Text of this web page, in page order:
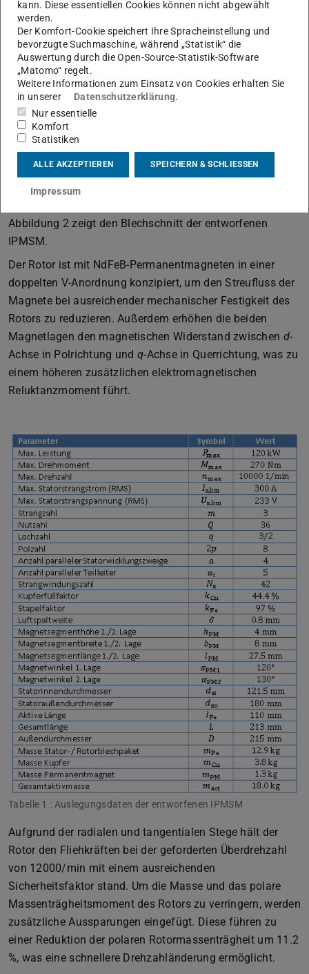
auch elektromagnetische und thermische Simulationen.
Zusätzlich erfolgt eine fahrzeugspezifische Ermittlung
des elektrischen Energieverbrauchs für verschiedene
Fahrzyklen, wie z. B. dem WLTP-Zyklus der Klasse 3.
Die elektrische Maschine ist hierbei als dreiphasige
achtpolige permanentmagneterregte Synchronmaschine
mit vergrabenen Magneten (IPMSM) im Rotor sowie einer
Runddraht-Bruchlochwicklung im Stator ausgelegt. Durch
die Wahl von 3/2 Nuten pro Pol und Strang hat der Stator
36 halbgeschlossene Nuten mit einer verteilte
Abbildung 2 zeigt den Blechschnitt der entworfenen
IPMSM.
Der Rotor ist mit NdFeB-Permanentmagneten in einer
doppelten V-Anordnung konzipiert, um den Streufluss der
Magnete bei ausreichender mechanischer Festigkeit des
Rotors zu reduzieren. Außerdem erhöhen die beiden
Magnetlagen den magnetischen Widerstand zwischen d-
Achse in Polrichtung und q-Achse in Querrichtung, was zu
einem höheren zusätzlichen elektromagnetischen
Reluktanzmoment führt.
Tabelle 1 : Auslegungsdaten der entworfenen IPMSM
Aufgrund der radialen und tangentialen Stege hält der
Rotor den Fliehkräften bei der geforderten Überdrehzahl
von 12000/min mit einem ausreichenden
Sicherheitsfaktor stand. Um die Masse und das polare
Massenträgheitsmoment des Rotors zu verringern, werden
zusätzliche Aussparungen eingefügt. Diese führen zu
einer Reduktion der polaren Rotormassenträgheit um 11.2
%, was eine schnellere Drehzahländerung ermöglicht.
kann. Diese essentiellen Cookies können nicht abgewählt
werden.
Der Komfort-Cookie speichert Ihre Spracheinstellung und
bevorzugte Suchmaschine, während „Statistik“ die
Auswertung durch die Open-Source-Statistik-Software
„Matomo“ regelt.
Weitere Informationen zum Einsatz von Cookies erhalten Sie
in unserer
Datenschutzerklärung.
Nur essentielle
Komfort
Statistiken
ALLE AKZEPTIEREN SPEICHERN & SCHLIESSEN
Impressum